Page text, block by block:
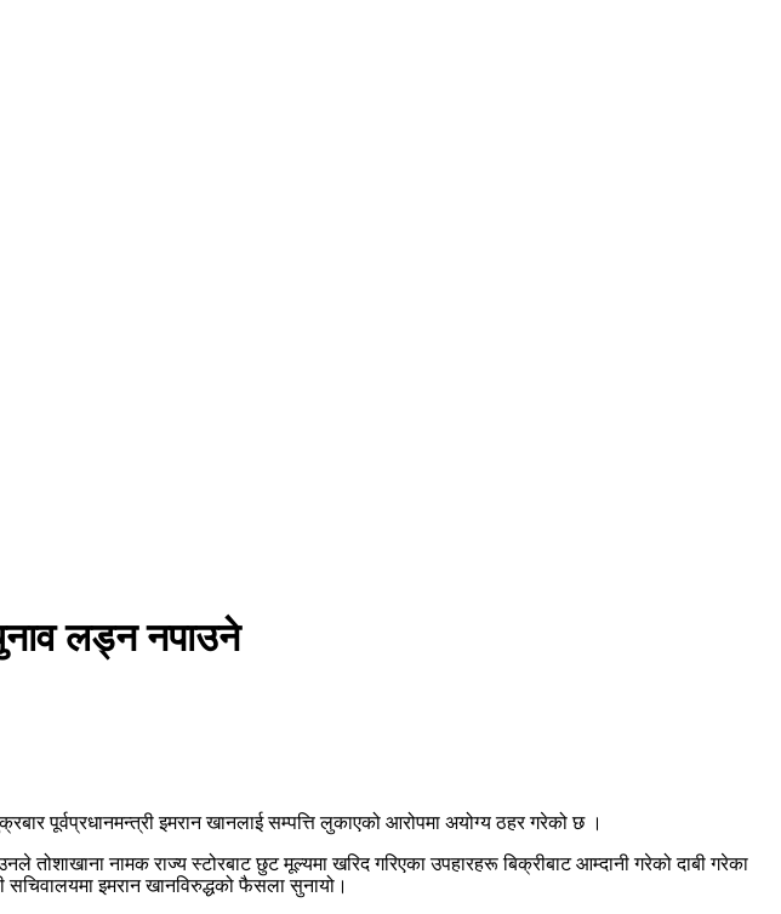
लड्न नपाउने
पूर्वप्रधानमन्त्री इमरान खानलाई सम्पत्ति लुकाएको आरोपमा अयोग्य ठहर गरेको छ ।
तोशाखाना नामक राज्य स्टोरबाट छुट मूल्यमा खरिद गरिएका उपहारहरू बिक्रीबाट आम्दानी गरेको दाबी गरेका
इमरान खानविरुद्धको फैसला सुनायो।